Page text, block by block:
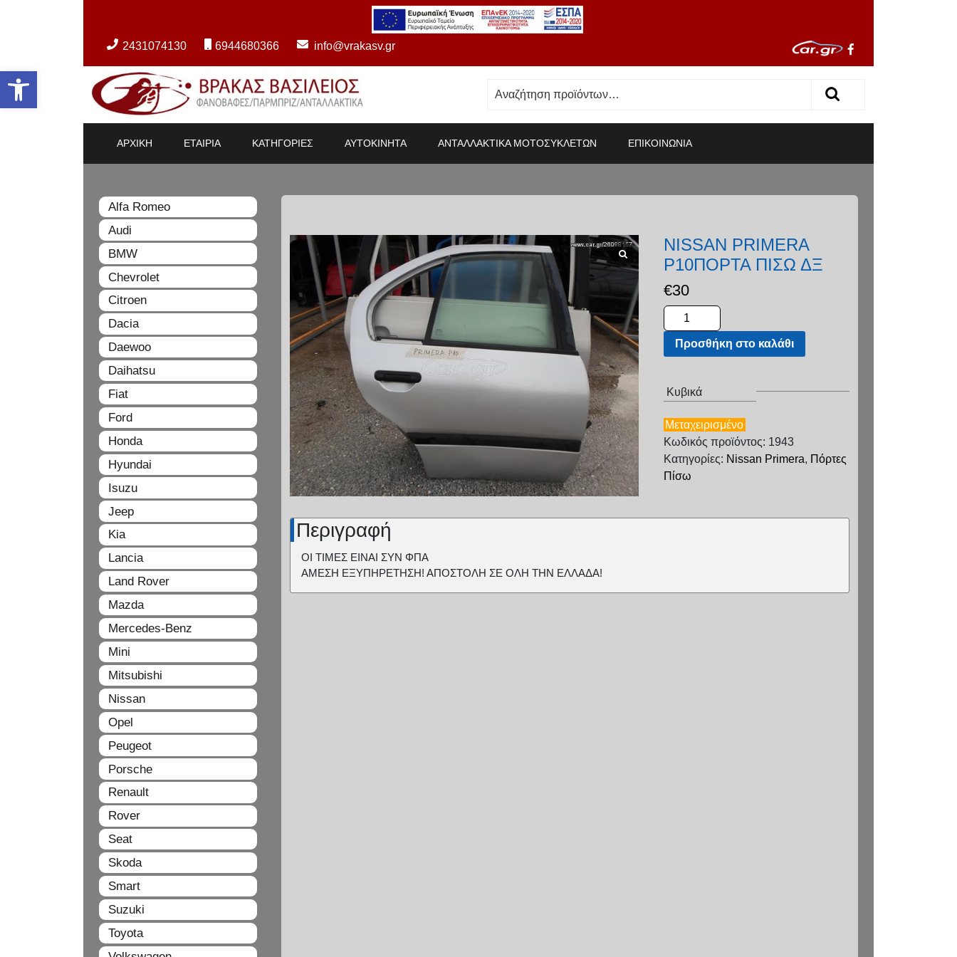
Ανοίξτε τη γραμμή εργαλείων
2431074130 6944680366 info@vrakasv.gr
ΑΡΧΙΚΗ ΕΤΑΙΡΙΑ ΚΑΤΗΓΟΡΙΕΣ ΑΥΤΟΚΙΝΗΤΑ ΑΝΤΑΛΛΑΚΤΙΚΑ ΜΟΤΟΣΥΚΛΕΤΩΝ ΕΠΙΚΟΙΝΩΝΙΑ
NISSAN PRIMERA
P10ΠΟΡΤΑ ΠΙΣΩ ΔΞ
€30
Προσθήκη στο καλάθι
Κυβικά
Μεταχειρισμένο
Κωδικός προϊόντος: 1943
Κατηγορίες: Nissan Primera, Πόρτες
Πίσω
Περιγραφή
ΟΙ ΤΙΜΕΣ ΕΙΝΑΙ ΣΥΝ ΦΠΑ
ΑΜΕΣΗ ΕΞΥΠΗΡΕΤΗΣΗ! ΑΠΟΣΤΟΛΗ ΣΕ ΟΛΗ ΤΗΝ ΕΛΛΑΔΑ!
Alfa Romeo
Audi
BMW
Chevrolet
Citroen
Dacia
Daewoo
Daihatsu
Fiat
Ford
Honda
Hyundai
Isuzu
Jeep
Kia
Lancia
Land Rover
Mazda
Mercedes-Benz
Mini
Mitsubishi
Nissan
Opel
Peugeot
Porsche
Renault
Rover
Seat
Skoda
Smart
Suzuki
Toyota